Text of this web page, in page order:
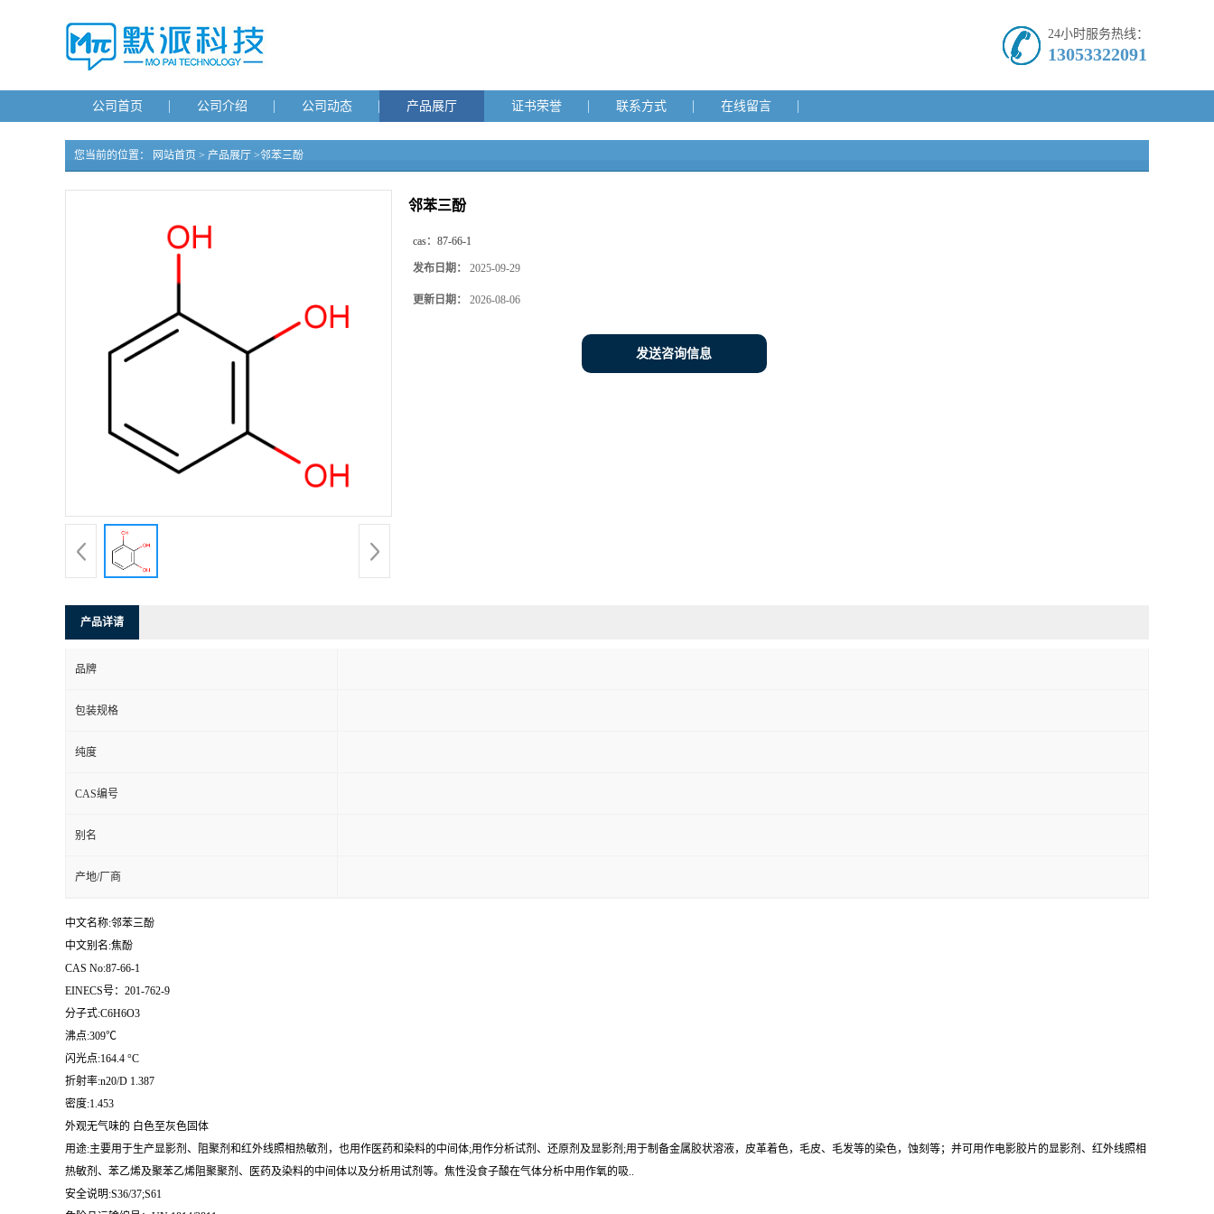
24小时服务热线：
13053322091
公司首页 公司介绍 公司动态 产品展厅 证书荣誉 联系方式 在线留言
您当前的位置： 网站首页 > 产品展厅 >邻苯三酚
邻苯三酚
cas： 87-66-1
发布日期： 2025-09-29
更新日期： 2026-08-06
发送咨询信息
产品详请
品牌
包装规格
纯度
CAS编号
别名
产地/厂商
中文名称:邻苯三酚
中文别名:焦酚
CAS No:87-66-1
EINECS号：201-762-9
分子式:C6H6O3
沸点:309℃
闪光点:164.4 °C
折射率:n20/D 1.387
密度:1.453
外观无气味的 白色至灰色固体
用途:主要用于生产显影剂、阻聚剂和红外线照相热敏剂，也用作医药和染料的中间体;用作分析试剂、还原剂及显影剂;用于制备金属胶状溶液，皮革着色，毛皮、毛发等的染色，蚀刻等；并可用作电影胶片的显影剂、红外线照相
热敏剂、苯乙烯及聚苯乙烯阻聚聚剂、医药及染料的中间体以及分析用试剂等。焦性没食子酸在气体分析中用作氧的吸..
安全说明:S36/37;S61